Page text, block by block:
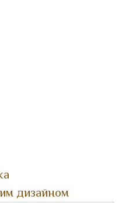
дизайном